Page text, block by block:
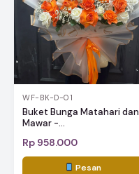
WF-BK-D-01
Buket Bunga Matahari dan
Mawar -...
Rp 958.000
Pesan